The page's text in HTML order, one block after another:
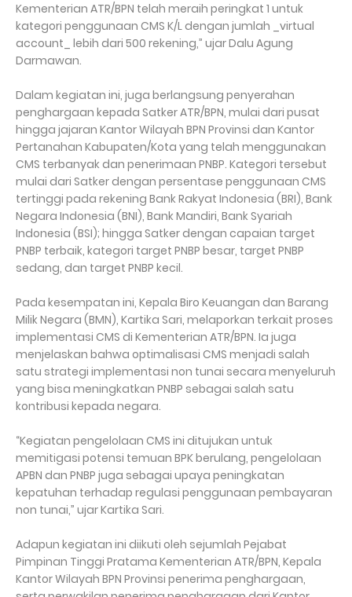
Kementerian ATR/BPN telah meraih peringkat 1 untuk
kategori penggunaan CMS K/L dengan jumlah _virtual
account_ lebih dari 500 rekening,” ujar Dalu Agung
Darmawan.
Dalam kegiatan ini, juga berlangsung penyerahan
penghargaan kepada Satker ATR/BPN, mulai dari pusat
hingga jajaran Kantor Wilayah BPN Provinsi dan Kantor
Pertanahan Kabupaten/Kota yang telah menggunakan
CMS terbanyak dan penerimaan PNBP. Kategori tersebut
mulai dari Satker dengan persentase penggunaan CMS
tertinggi pada rekening Bank Rakyat Indonesia (BRI), Bank
Negara Indonesia (BNI), Bank Mandiri, Bank Syariah
Indonesia (BSI); hingga Satker dengan capaian target
PNBP terbaik, kategori target PNBP besar, target PNBP
sedang, dan target PNBP kecil.
Pada kesempatan ini, Kepala Biro Keuangan dan Barang
Milik Negara (BMN), Kartika Sari, melaporkan terkait proses
implementasi CMS di Kementerian ATR/BPN. Ia juga
menjelaskan bahwa optimalisasi CMS menjadi salah
satu strategi implementasi non tunai secara menyeluruh
yang bisa meningkatkan PNBP sebagai salah satu
kontribusi kepada negara.
“Kegiatan pengelolaan CMS ini ditujukan untuk
memitigasi potensi temuan BPK berulang, pengelolaan
APBN dan PNBP juga sebagai upaya peningkatan
kepatuhan terhadap regulasi penggunaan pembayaran
non tunai,” ujar Kartika Sari.
Adapun kegiatan ini diikuti oleh sejumlah Pejabat
Pimpinan Tinggi Pratama Kementerian ATR/BPN, Kepala
Kantor Wilayah BPN Provinsi penerima penghargaan,